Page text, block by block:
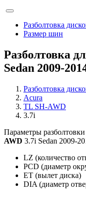
Разболтовка
Размер шин
Разболтовка
Sedan 2009-
Разболтовка
Acura
TL SH-AWD
3.7i
Параметры
AWD 3.7i Sedan 2009-
LZ (количество
PCD (диаметр
ET (вылет диска)
DIA (диаметр